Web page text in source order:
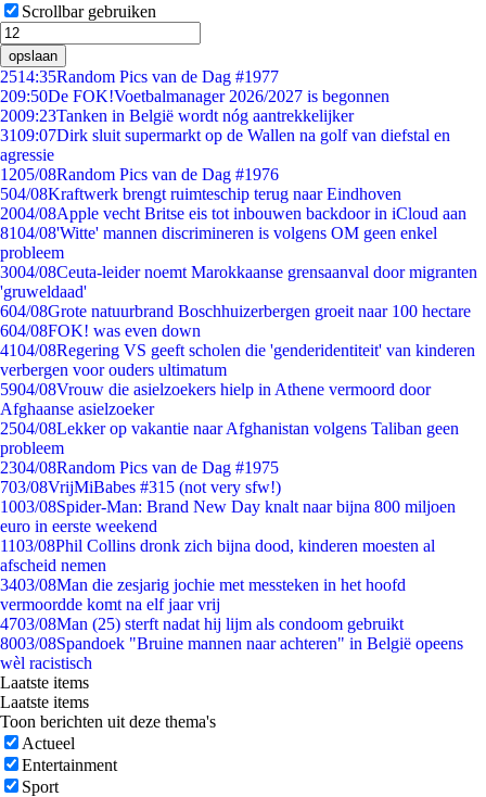
Scrollbar gebruiken
opslaan
2514:35Random Pics van de Dag #1977
209:50De FOK!Voetbalmanager 2026/2027 is begonnen
2009:23Tanken in België wordt nóg aantrekkelijker
3109:07Dirk sluit supermarkt op de Wallen na golf van diefstal en
agressie
1205/08Random Pics van de Dag #1976
504/08Kraftwerk brengt ruimteschip terug naar Eindhoven
2004/08Apple vecht Britse eis tot inbouwen backdoor in iCloud aan
8104/08'Witte' mannen discrimineren is volgens OM geen enkel
probleem
3004/08Ceuta-leider noemt Marokkaanse grensaanval door migranten
'gruweldaad'
604/08Grote natuurbrand Boschhuizerbergen groeit naar 100 hectare
604/08FOK! was even down
4104/08Regering VS geeft scholen die 'genderidentiteit' van kinderen
verbergen voor ouders ultimatum
5904/08Vrouw die asielzoekers hielp in Athene vermoord door
Afghaanse asielzoeker
2504/08Lekker op vakantie naar Afghanistan volgens Taliban geen
probleem
2304/08Random Pics van de Dag #1975
703/08VrijMiBabes #315 (not very sfw!)
1003/08Spider-Man: Brand New Day knalt naar bijna 800 miljoen
euro in eerste weekend
1103/08Phil Collins dronk zich bijna dood, kinderen moesten al
afscheid nemen
3403/08Man die zesjarig jochie met messteken in het hoofd
vermoordde komt na elf jaar vrij
4703/08Man (25) sterft nadat hij lijm als condoom gebruikt
8003/08Spandoek "Bruine mannen naar achteren" in België opeens
wèl racistisch
Laatste items
Laatste items
Toon berichten uit deze thema's
Actueel
Entertainment
Sport